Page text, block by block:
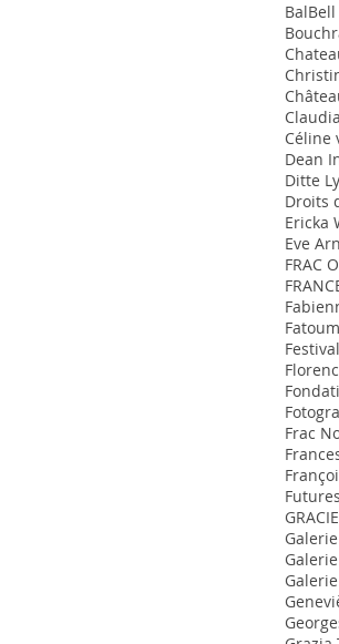
BalBell
Céline
Dean
Ditte
Droits
Ericka
Eve
FRAC
Frac